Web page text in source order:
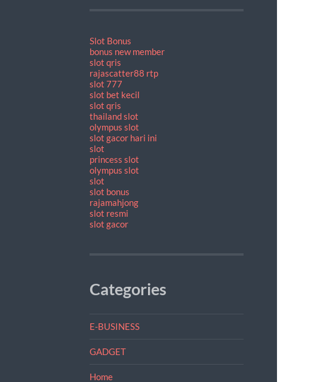
Slot Bonus
bonus new member
slot qris
rajascatter88 rtp
slot 777
slot bet kecil
slot qris
thailand slot
olympus slot
slot gacor hari ini
slot
princess slot
olympus slot
slot
slot bonus
rajamahjong
slot resmi
slot gacor
Categories
E-BUSINESS
GADGET
Home